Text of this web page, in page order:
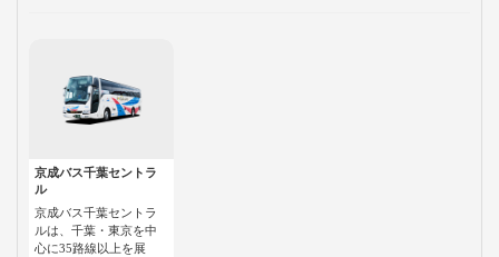
京成バス千葉セントラ
ル
京成バス千葉セントラ
ルは、千葉・東京を中
心に35路線以上を展